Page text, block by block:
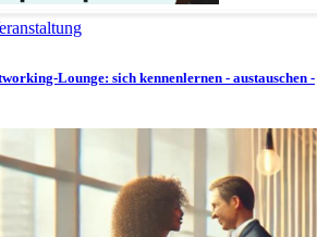
Lounge: sich kennenlernen - austauschen -